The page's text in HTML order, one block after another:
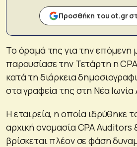
Προσθήκη του ot.gr
Το όραμά της για την επόμενη
παρουσίασε την Τετάρτη η
κατά τη διάρκεια
στα γραφεία της στη Νέα Ιωνία
Η εταιρεία, η οποία ιδρύθηκε
αρχική ονομασία CPA
βρίσκεται πλέον σε φάση